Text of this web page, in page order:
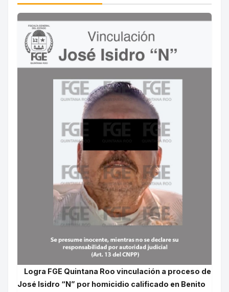
Logra FGE Quintana Roo vinculación a proceso de
José Isidro “N” por homicidio calificado en Benito